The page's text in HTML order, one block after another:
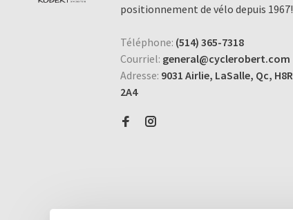
positionnement de vélo depuis 1967!
Téléphone: (514) 365-7318
Courriel: general@cyclerobert.com
Adresse: 9031 Airlie, LaSalle, Qc, H8R
2A4